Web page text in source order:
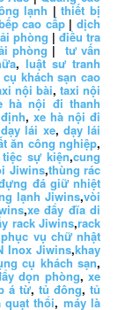
lạnh |thiết bị
cao cấp|dịch
phòng | điều tra
phòng | tư vấn
, luật sư tranh
khách sạn cao
nội bài, taxi nội
hà nội đi thanh
,xe hà nội đi
lái xe, dạy lái
ăn công nghiệp,
sự kiện,cung
Jiwins,thùng rác
đá giữ nhiệt
lạnh Jiwins,vòi
,xe đẩy đĩa di
rack Jiwins,rack
vụ chữ nhật
Inox Jiwins,khay
cụ khách sạn,
dọn phòng,xe
á từ,tủ đông,tủ
quạt thổi, máy là